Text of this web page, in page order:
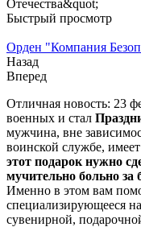
Быстрый просмотр
Орден "Компания
Назад
Вперед
Отличная новость: 23
военных и стал
мужчина, вне
воинской службе,
этот подарок нужно
мучительно больно за
Именно в этом вам
специализирующееся на
сувенирной,